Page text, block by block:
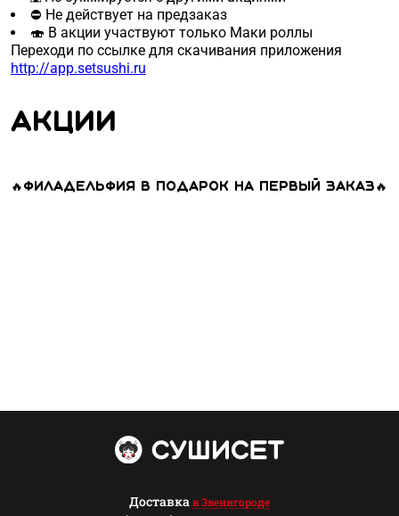
⛔ Не действует на предзаказ
🍣 В акции участвуют только Маки роллы
Переходи по ссылке для скачивания приложения
http://app.setsushi.ru
Акции
🔥Филадельфия в подарок на первый заказ🔥
Доставка в Звенигороде